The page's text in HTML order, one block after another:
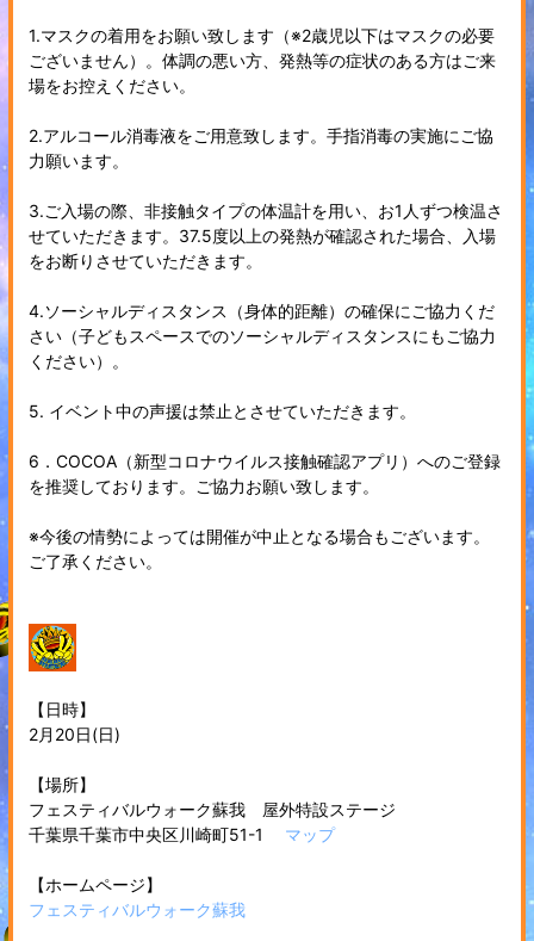
1.マスクの着用をお願い致します（※2歳児以下はマスクの必要
ございません）。体調の悪い方、発熱等の症状のある方はご来
場をお控えください。
2.アルコール消毒液をご用意致します。手指消毒の実施にご協
力願います。
3.ご入場の際、非接触タイプの体温計を用い、お1人ずつ検温さ
せていただきます。37.5度以上の発熱が確認された場合、入場
をお断りさせていただきます。
4.ソーシャルディスタンス（身体的距離）の確保にご協力くだ
さい（子どもスペースでのソーシャルディスタンスにもご協力
ください）。
5. イベント中の声援は禁止とさせていただきます。
6．COCOA（新型コロナウイルス接触確認アプリ）へのご登録
を推奨しております。ご協力お願い致します。
※今後の情勢によっては開催が中止となる場合もございます。
ご了承ください。
【日時】
2月20日(日)
【場所】
フェスティバルウォーク蘇我 屋外特設ステージ
千葉県千葉市中央区川崎町51-1 マップ
【ホームページ】
フェスティバルウォーク蘇我